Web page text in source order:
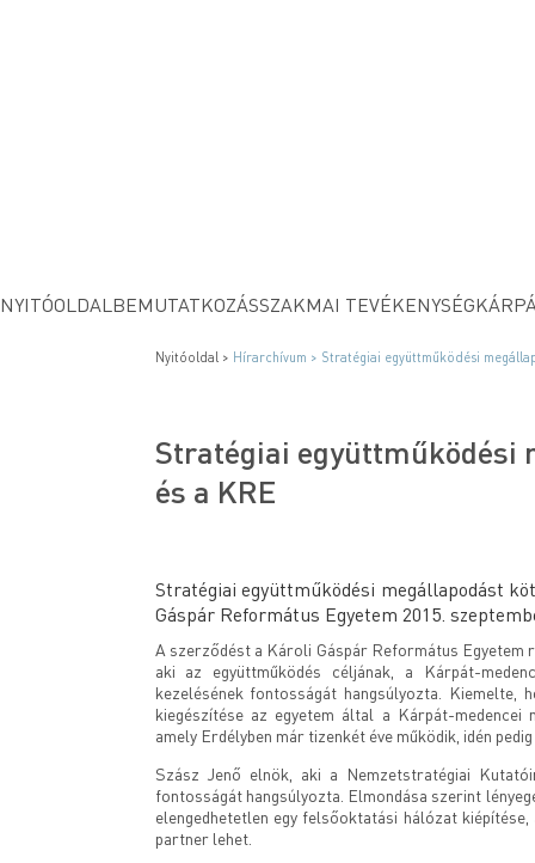
NYITÓOLDAL BEMUTATKOZÁSSZAKMAI TEVÉKENYSÉG
Nyitóoldal > Hírarchívum > Stratégiai együttműködési
Stratégiai együttműködési
és a KRE
Stratégiai együttműködési megállapodást
Gáspár Református Egyetem 2015.
A szerződést a Károli Gáspár Református
aki az együttműködés céljának, a Kárpát-
kezelésének fontosságát hangsúlyozta.
kiegészítése az egyetem által a Kárpát-
amely Erdélyben már tizenkét éve működik, idén
Szász Jenő elnök, aki a Nemzetstratégiai
fontosságát hangsúlyozta. Elmondása szerint
elengedhetetlen egy felsőoktatási hálózat
partner lehet.